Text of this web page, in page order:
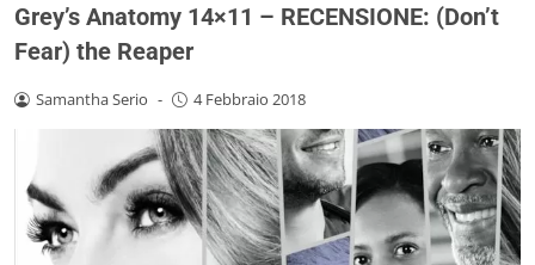
Grey’s Anatomy 14×11 – RECENSIONE: (Don’t
Fear) the Reaper
Samantha Serio - 4 Febbraio 2018